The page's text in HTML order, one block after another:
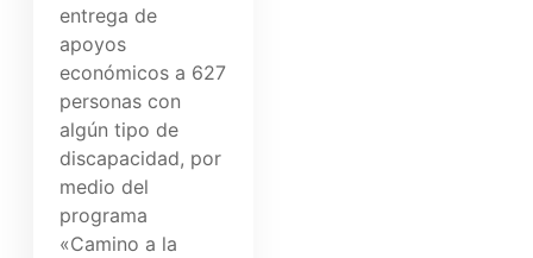
entrega de
apoyos
económicos a 627
personas con
algún tipo de
discapacidad, por
medio del
programa
«Camino a la